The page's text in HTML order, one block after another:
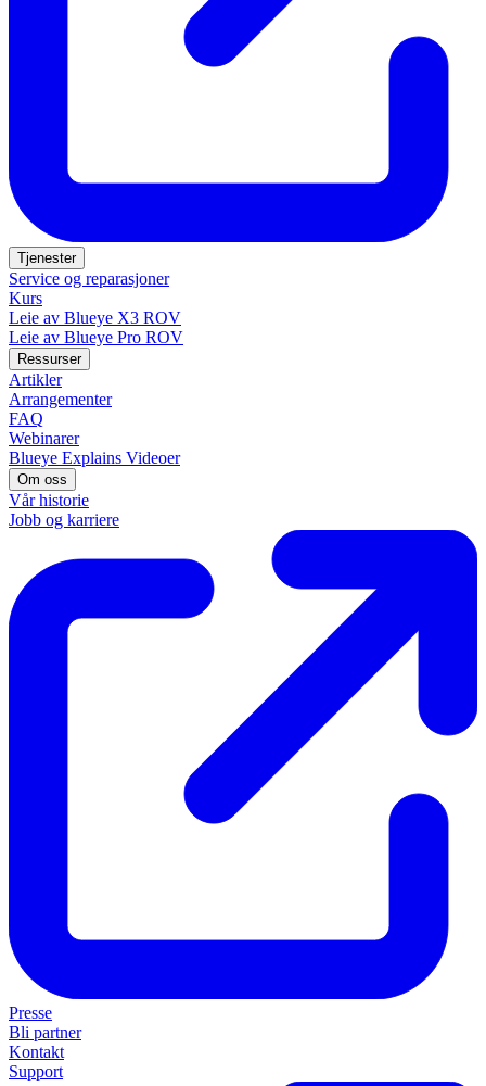
Tjenester
Service og reparasjoner
Kurs
Leie av Blueye X3 ROV
Leie av Blueye Pro ROV
Ressurser
Artikler
Arrangementer
FAQ
Webinarer
Blueye Explains Videoer
Om oss
Vår historie
Jobb og karriere
Presse
Bli partner
Kontakt
Support